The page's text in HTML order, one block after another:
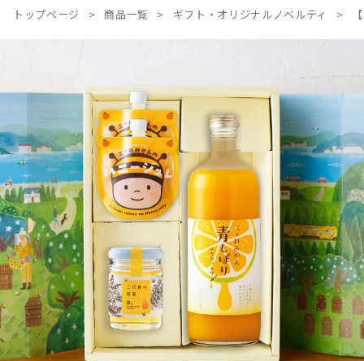
トップページ 商品一覧 ギフト・オリジナルノベルティ